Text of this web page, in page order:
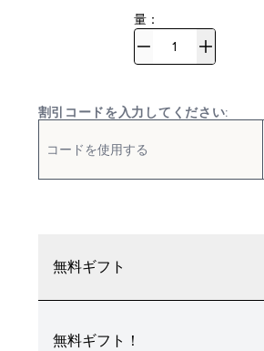
量：
割引コードを入力してください:
無料ギフト
無料ギフト！